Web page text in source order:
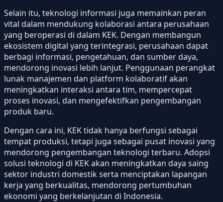
Selain itu, teknologi informasi juga memainkan peran
vital dalam mendukung kolaborasi antara perusahaan
yang beroperasi di dalam KEK. Dengan membangun
ekosistem digital yang terintegrasi, perusahaan dapat
berbagi informasi, pengetahuan, dan sumber daya,
mendorong inovasi lebih lanjut. Penggunaan perangkat
lunak manajemen dan platform kolaboratif akan
meningkatkan interaksi antara tim, mempercepat
proses inovasi, dan mengefektifkan pengembangan
produk baru.
Dengan cara ini, KEK tidak hanya berfungsi sebagai
tempat produksi, tetapi juga sebagai pusat inovasi yang
mendorong pengembangan teknologi terbaru. Adopsi
solusi teknologi di KEK akan meningkatkan daya saing
sektor industri domestik serta menciptakan lapangan
kerja yang berkualitas, mendorong pertumbuhan
ekonomi yang berkelanjutan di Indonesia.